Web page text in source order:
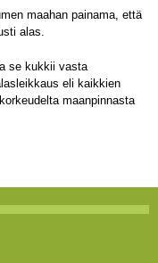
maahan painama, että
alas.
se kukkii vasta
eli kaikkien
maanpinnasta